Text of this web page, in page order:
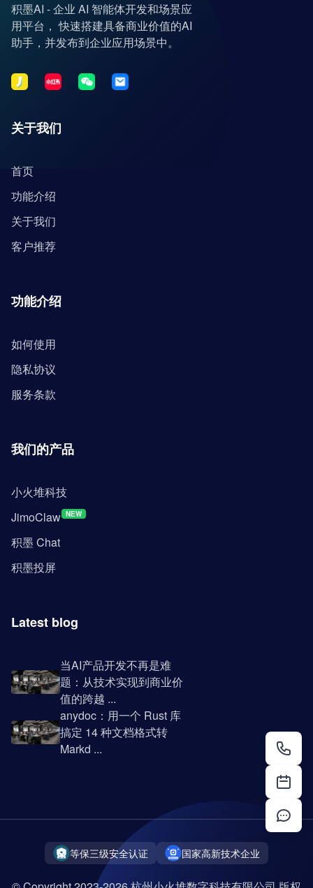
积墨AI - 企业 AI 智能体开发和场景应
用平台， 快速搭建具备商业价值的AI
助手，并发布到企业应用场景中。
关于我们
首页
功能介绍
关于我们
客户推荐
功能介绍
如何使用
隐私协议
服务条款
我们的产品
小火堆科技
JimoClaw NEW
积墨 Chat
积墨投屏
Latest blog
当AI产品开发不再是难
题：从技术实现到商业价
值的跨越 ...
anydoc：用一个 Rust 库
搞定 14 种文档格式转
Markd ...
等保三级安全认证 国家高新技术企业